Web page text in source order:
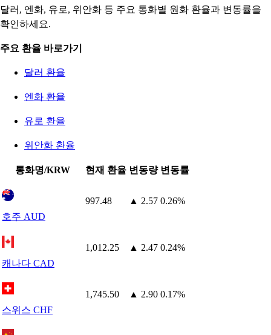
달러, 엔화, 유로, 위안화 등 주요 통화별 원화 환율과 변동률을
확인하세요.
주요 환율 바로가기
달러 환율
엔화 환율
유로 환율
위안화 환율
통화명/KRW 현재 환율 변동량 변동률
호주 AUD
997.48 ▲ 2.57 0.26%
캐나다 CAD
1,012.25 ▲ 2.47 0.24%
스위스 CHF
1,745.50 ▲ 2.90 0.17%